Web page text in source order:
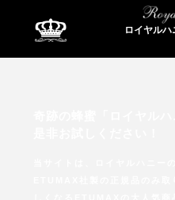
ロイヤル